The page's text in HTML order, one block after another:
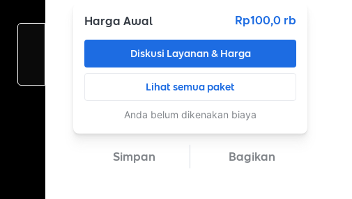
Harga Awal Rp100,0 rb
Diskusi Layanan & Harga
Lihat semua paket
Anda belum dikenakan biaya
Simpan Bagikan